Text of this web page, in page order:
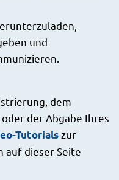
und
dem
der Abgabe Ihres
Tutorialszur
auf dieser Seite